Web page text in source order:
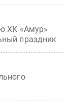
ХК «Амур»
праздник